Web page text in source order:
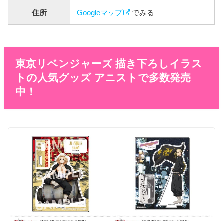
住所 Googleマップ でみる
東京リベンジャーズ 描き下ろしイラス
トの人気グッズ アニストで多数発売
中！